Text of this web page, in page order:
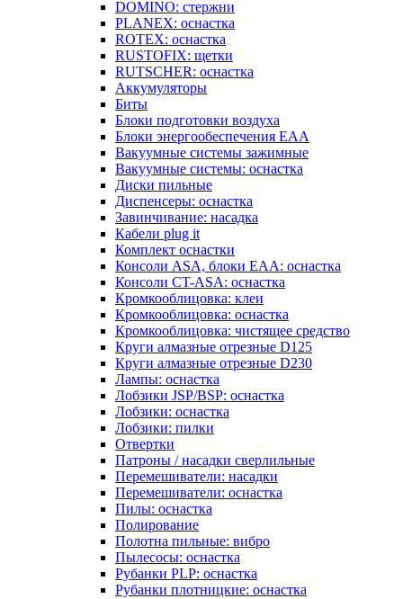
DOMINO: стержни
PLANEX: оснастка
ROTEX: оснастка
RUSTOFIX: щетки
RUTSCHER: оснастка
Аккумуляторы
Биты
Блоки подготовки воздуха
Блоки энергообеспечения EAA
Вакуумные системы зажимные
Вакуумные системы: оснастка
Диски пильные
Диспенсеры: оснастка
Завинчивание: насадка
Кабели plug it
Комплект оснастки
Консоли ASA, блоки EAA: оснастка
Консоли CT-ASA: оснастка
Кромкооблицовка: клеи
Кромкооблицовка: оснастка
Кромкооблицовка: чистящее средство
Круги алмазные отрезные D125
Круги алмазные отрезные D230
Лампы: оснастка
Лобзики JSP/BSP: оснастка
Лобзики: оснастка
Лобзики: пилки
Отвертки
Патроны / насадки сверлильные
Перемешиватели: насадки
Перемешиватели: оснастка
Пилы: оснастка
Полирование
Полотна пильные: вибро
Пылесосы: оснастка
Рубанки PLP: оснастка
Рубанки плотницкие: оснастка